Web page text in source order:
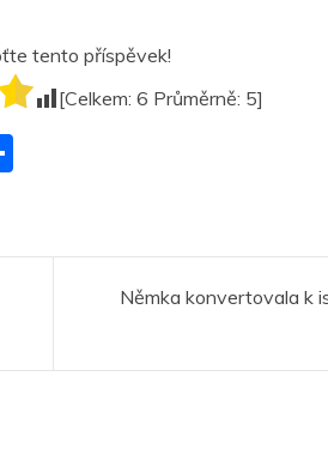
tento příspěvek!
[Celkem: 6 Průměrně: 5]
e
Němka konvertovala k